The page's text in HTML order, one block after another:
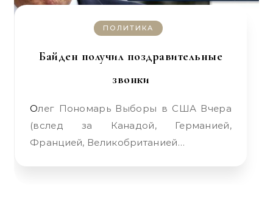
ПОЛИТИКА
Байден получил поздравительные
звонки
Олег Пономарь Выборы в США Вчера
(вслед за Канадой, Германией,
Францией, Великобританией…